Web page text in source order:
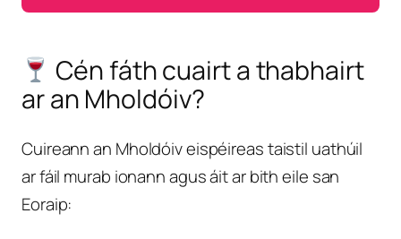
Cén fáth cuairt a thabhairt
ar an Mholdóiv?
Cuireann an Mholdóiv eispéireas taistil uathúil
ar fáil murab ionann agus áit ar bith eile san
Eoraip: